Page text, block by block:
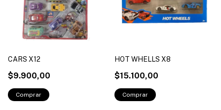
CARS X12
$9.900,00
HOT WHELLS X8
$15.100,00